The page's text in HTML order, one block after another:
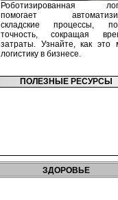
Роботизированная
помогает
складские процессы,
точность, сокращая
затраты. Узнайте, как это
логистику в бизнесе.
ПОЛЕЗНЫЕ РЕСУРСЫ
ЗДОРОВЬЕ